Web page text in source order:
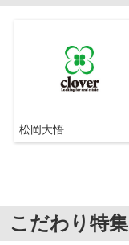
松岡大悟
こだわり特集